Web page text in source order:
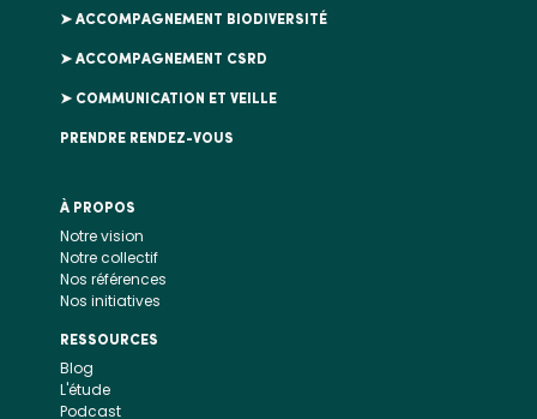
➤ ACCOMPAGNEMENT BIODIVERSITÉ
➤ ACCOMPAGNEMENT CSRD
➤ COMMUNICATION ET VEILLE
PRENDRE RENDEZ-VOUS
À PROPOS
Notre vision
Notre collectif
Nos références
Nos initiatives
RESSOURCES
Blog
L'étude
Podcast